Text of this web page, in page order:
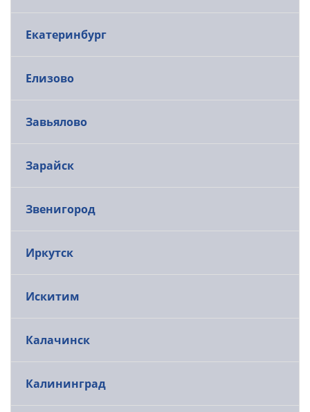
Екатеринбург
Елизово
Завьялово
Зарайск
Звенигород
Иркутск
Искитим
Калачинск
Калининград